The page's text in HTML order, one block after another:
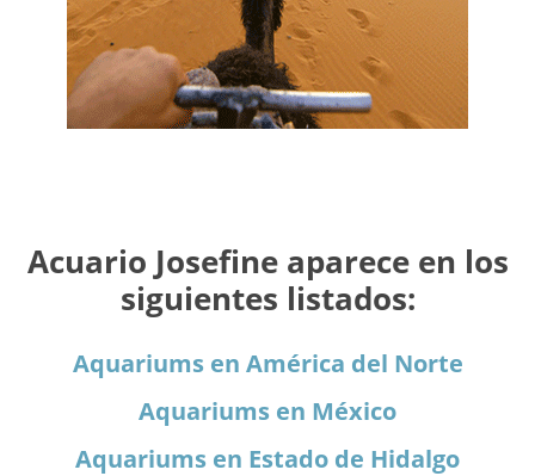
Acuario Josefine aparece en los
siguientes listados:
Aquariums en América del Norte
Aquariums en México
Aquariums en Estado de Hidalgo